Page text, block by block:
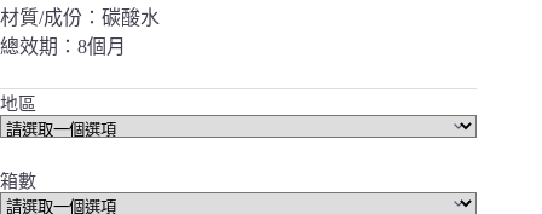
材質/成份：碳酸水
總效期：8個月
地區
箱數